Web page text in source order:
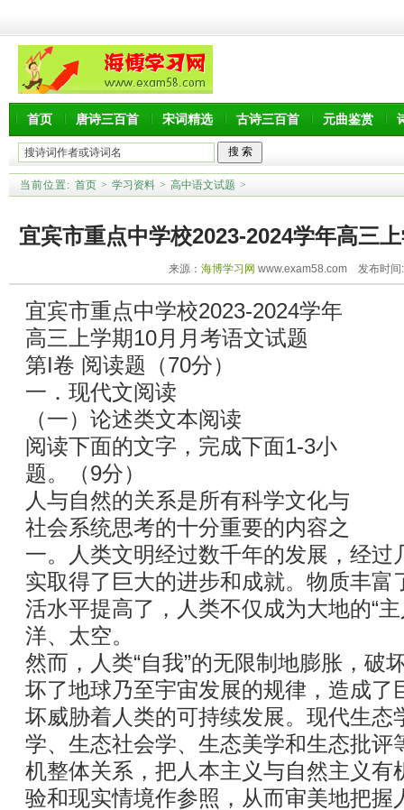
首页 唐诗三百首 宋词精选 古诗三百首 元曲鉴赏
当前位置: 首页 > 学习资料 > 高中语文试题 >
宜宾市重点中学校2023-2024学年高三
参考答案
来源： 海博学习网 www.exam58.com 发布时间
宜宾市重点中学校2023-2024学年
高三上学期10月月考语文试题
第I卷 阅读题（70分）
一．现代文阅读
（一）论述类文本阅读
阅读下面的文字，完成下面1-3小
题。（9分）
人与自然的关系是所有科学文化与
社会系统思考的十分重要的内容之
一。人类文明经过数千年的发展，经过
实取得了巨大的进步和成就。物质丰富
活水平提高了，人类不仅成为大地的“
洋、太空。
然而，人类“自我”的无限制地膨胀，破
坏了地球乃至宇宙发展的规律，造成了
坏威胁着人类的可持续发展。现代生态
学、生态社会学、生态美学和生态批评
机整体关系，把人本主义与自然主义有
验和现实情境作参照，从而审美地把握